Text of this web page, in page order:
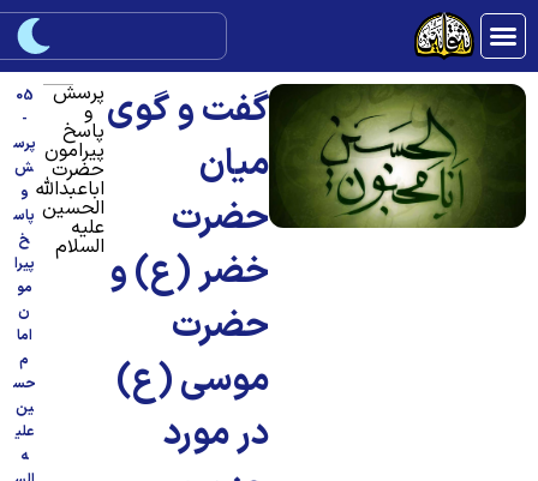
گفت و گوی
میان
حضرت
خضر (ع) و
حضرت
موسی (ع)
در مورد
پرسش
و
پاسخ
پیرامون
حضرت
اباعبدالله
الحسین
علیه
السلام
05
پرس
ش
و
پاس
پیرا
حس
ین
علی